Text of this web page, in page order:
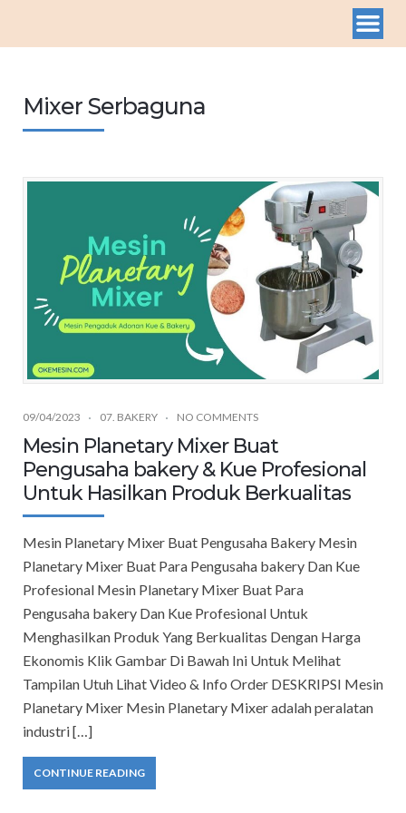
Mixer Serbaguna
09/04/2023 07. BAKERY NO COMMENTS
Mesin Planetary Mixer Buat
Pengusaha bakery & Kue Profesional
Untuk Hasilkan Produk Berkualitas
Mesin Planetary Mixer Buat Pengusaha Bakery Mesin
Planetary Mixer Buat Para Pengusaha bakery Dan Kue
Profesional Mesin Planetary Mixer Buat Para
Pengusaha bakery Dan Kue Profesional Untuk
Menghasilkan Produk Yang Berkualitas Dengan Harga
Ekonomis Klik Gambar Di Bawah Ini Untuk Melihat
Tampilan Utuh Lihat Video & Info Order DESKRIPSI Mesin
Planetary Mixer Mesin Planetary Mixer adalah peralatan
industri […]
CONTINUE READING